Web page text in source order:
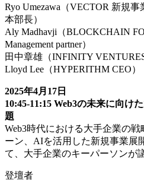
Ryo Umezawa（VECTOR 新規
本部長）
Aly Madhavji（BLOCKCHAIN
Management partner）
田中章雄（INFINITY VENTURES
Lloyd Lee（HYPERITHM CEO）
2025年4月17日
10:45-11:15 Web3の未来に向け
題
Web3時代における大手企業の
ーン、AIを活用した新規事業展
て、大手企業のキーパーソンが
登壇者